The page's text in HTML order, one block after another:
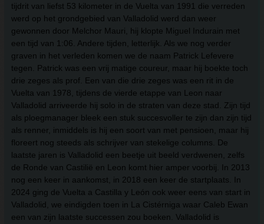
tijdrit van liefst 53 kilometer in de Vuelta van 1991 die verreden
werd op het grondgebied van Valladolid werd dan weer
gewonnen door Melchor Mauri, hij klopte Miguel Indurain met
een tijd van 1:06. Andere tijden, letterlijk. Als we nog verder
graven in het verleden komen we de naam Patrick Lefevere
tegen. Patrick was een vrij matige coureur, maar hij boekte toch
drie zeges als prof. Een van die drie zeges was een rit in de
Vuelta van 1978, tijdens de vierde etappe van Leon naar
Valladolid arriveerde hij solo in de straten van deze stad. Zijn tijd
als ploegmanager bleek een stuk succesvoller te zijn dan zijn tijd
als renner, inmiddels is hij een soort van met pensioen, maar hij
floreert nog steeds als schrijver van stekelige columns. De
laatste jaren is Valladolid een beetje uit beeld verdwenen, zelfs
de Ronde van Castilië en Leon komt hier amper voorbij. In 2013
nog een keer in aankomst, in 2018 een keer de startplaats. In
2024 ging de Vuelta a Castilla y León ook weer eens van start in
Valladolid, we eindigden toen in La Cistérniga waar Caleb Ewan
een van zijn laatste successen zou boeken. Valladolid is